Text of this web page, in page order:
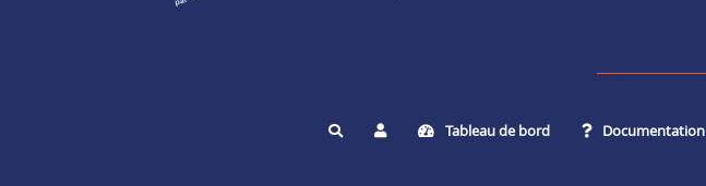
Rechercher Tableau de bord Documentation